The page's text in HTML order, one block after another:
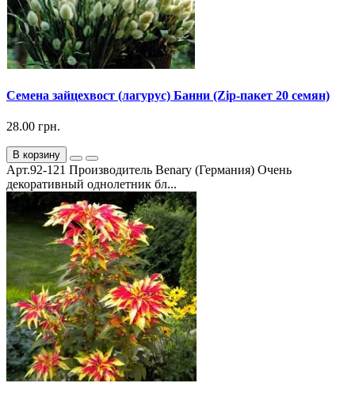
Семена зайцехвост (лагурус) Банни (Zip-пакет 20 семян)
28.00 грн.
В корзину
Арт.92-121 Производитель Benary (Германия) Очень
декоративный однолетник бл...